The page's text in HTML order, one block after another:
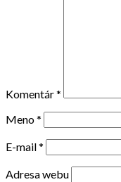
Komentár*
Meno*
E-mail*
Adresa webu